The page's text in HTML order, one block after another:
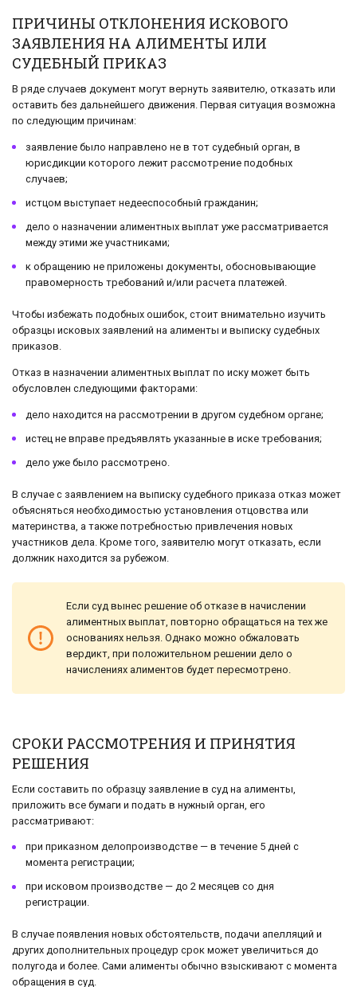
ПРИЧИНЫ ОТКЛОНЕНИЯ ИСКОВОГО
ЗАЯВЛЕНИЯ НА АЛИМЕНТЫ ИЛИ
СУДЕБНЫЙ ПРИКАЗ
В ряде случаев документ могут вернуть заявителю, отказать или
оставить без дальнейшего движения. Первая ситуация возможна
по следующим причинам:
заявление было направлено не в тот судебный орган, в
юрисдикции которого лежит рассмотрение подобных
случаев;
истцом выступает недееспособный гражданин;
дело о назначении алиментных выплат уже рассматривается
между этими же участниками;
к обращению не приложены документы, обосновывающие
правомерность требований и/или расчета платежей.
Чтобы избежать подобных ошибок, стоит внимательно изучить
образцы исковых заявлений на алименты и выписку судебных
приказов.
Отказ в назначении алиментных выплат по иску может быть
обусловлен следующими факторами:
дело находится на рассмотрении в другом судебном органе;
истец не вправе предъявлять указанные в иске требования;
дело уже было рассмотрено.
В случае с заявлением на выписку судебного приказа отказ может
объясняться необходимостью установления отцовства или
материнства, а также потребностью привлечения новых
участников дела. Кроме того, заявителю могут отказать, если
должник находится за рубежом.
Если суд вынес решение об отказе в начислении
алиментных выплат, повторно обращаться на тех же
основаниях нельзя. Однако можно обжаловать
вердикт, при положительном решении дело о
начислениях алиментов будет пересмотрено.
СРОКИ РАССМОТРЕНИЯ И ПРИНЯТИЯ
РЕШЕНИЯ
Если составить по образцу заявление в суд на алименты,
приложить все бумаги и подать в нужный орган, его
рассматривают:
при приказном делопроизводстве — в течение 5 дней с
момента регистрации;
при исковом производстве — до 2 месяцев со дня
регистрации.
В случае появления новых обстоятельств, подачи апелляций и
других дополнительных процедур срок может увеличиться до
полугода и более. Сами алименты обычно взыскивают с момента
обращения в суд.